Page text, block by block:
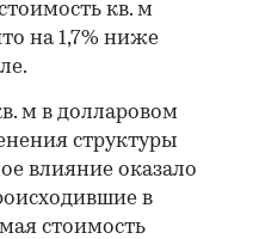
кв. м
на 1,7% ниже
м в долларовом
структуры
влияние оказало
в
стоимость